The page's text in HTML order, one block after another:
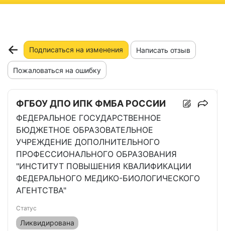
Подписаться на изменения Написать отзыв
Пожаловаться на ошибку
ФГБОУ ДПО ИПК ФМБА РОССИИ
ФЕДЕРАЛЬНОЕ ГОСУДАРСТВЕННОЕ
БЮДЖЕТНОЕ ОБРАЗОВАТЕЛЬНОЕ
УЧРЕЖДЕНИЕ ДОПОЛНИТЕЛЬНОГО
ПРОФЕССИОНАЛЬНОГО ОБРАЗОВАНИЯ
"ИНСТИТУТ ПОВЫШЕНИЯ КВАЛИФИКАЦИИ
ФЕДЕРАЛЬНОГО МЕДИКО-БИОЛОГИЧЕСКОГО
АГЕНТСТВА"
Статус
Ликвидирована